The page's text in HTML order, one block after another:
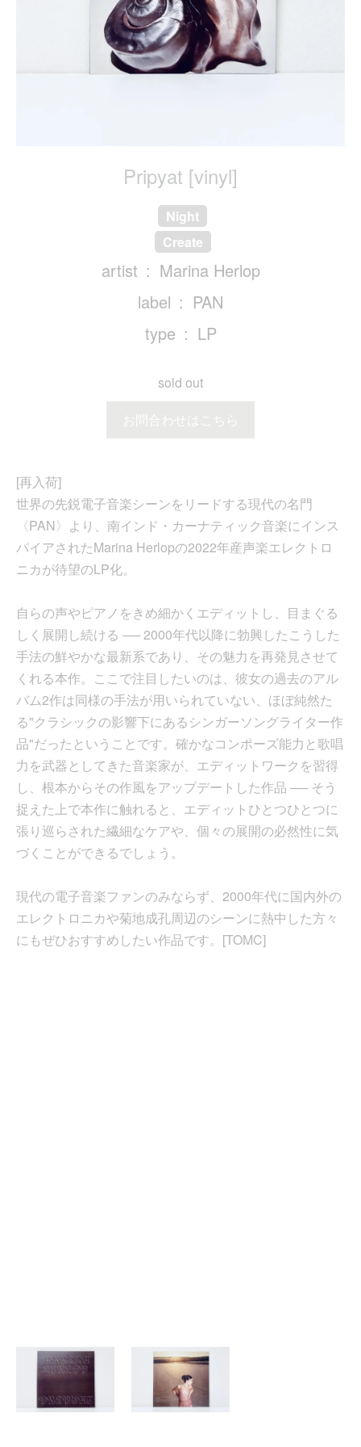
Pripyat [vinyl]
Night
Create
artist
Marina Herlop
label
PAN
type
LP
sold out
お問合わせはこちら
[再入荷]
世界の先鋭電子音楽シーンをリードする現代の名門
〈PAN〉より、南インド・カーナティック音楽にインス
パイアされたMarina Herlopの2022年産声楽エレクトロ
ニカが待望のLP化。
自らの声やピアノをきめ細かくエディットし、目まぐる
しく展開し続ける ── 2000年代以降に勃興したこうした
手法の鮮やかな最新系であり、その魅力を再発見させて
くれる本作。ここで注目したいのは、彼女の過去のアル
バム2作は同様の手法が用いられていない、ほぼ純然た
る"クラシックの影響下にあるシンガーソングライター作
品"だったということです。確かなコンポーズ能力と歌唱
力を武器としてきた音楽家が、エディットワークを習得
し、根本からその作風をアップデートした作品 ── そう
捉えた上で本作に触れると、エディットひとつひとつに
張り巡らされた繊細なケアや、個々の展開の必然性に気
づくことができるでしょう。
現代の電子音楽ファンのみならず、2000年代に国内外の
エレクトロニカや菊地成孔周辺のシーンに熱中した方々
にもぜひおすすめしたい作品です。[TOMC]